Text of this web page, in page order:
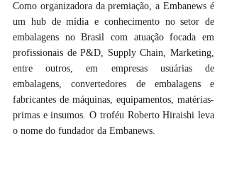
Como organizadora da premiação, a Embanews é
um hub de mídia e conhecimento no setor de
embalagens no Brasil com atuação focada em
profissionais de P&D, Supply Chain, Marketing,
entre outros, em empresas usuárias de
embalagens, convertedores de embalagens e
fabricantes de máquinas, equipamentos, matérias-
primas e insumos. O troféu Roberto Hiraishi leva
o nome do fundador da Embanews.